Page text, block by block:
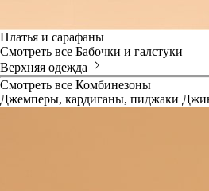
Платья и сарафаны
Смотреть все Бабочки и галстуки
Верхняя одежда
Смотреть все Комбинезоны
Джемперы, кардиганы, пиджаки